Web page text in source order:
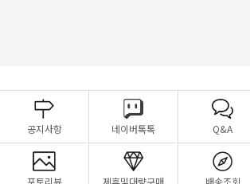
공지사항 네이버톡톡 Q&A
포토리뷰 제휴및대량구매 배송조회